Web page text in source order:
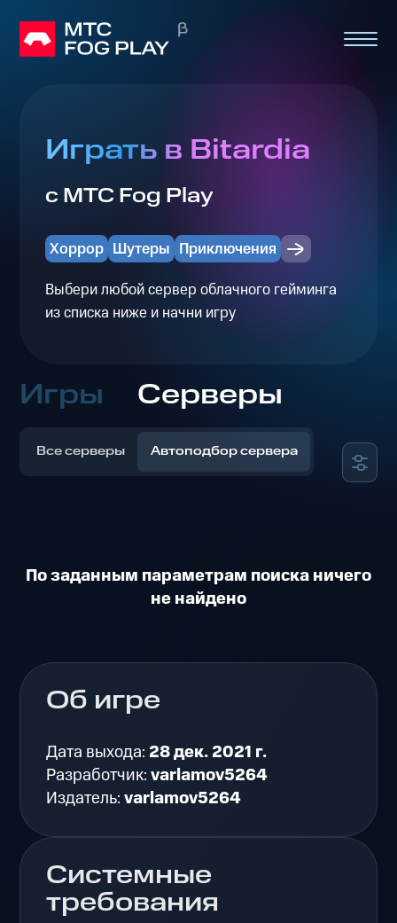
Играть в Bitardia
с МТС Fog Play
Хоррор Шутеры Приключения
Выбери любой сервер облачного гейминга
из списка ниже и начни игру
Игры Серверы
Все серверы Автоподбор сервера
По заданным параметрам поиска ничего
не найдено
Об игре
Дата выхода: 28 дек. 2021 г.
Разработчик:varlamov5264
Издатель:varlamov5264
Системные
требования